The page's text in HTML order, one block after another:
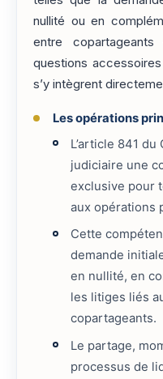
nullité ou en
entre
questions
s’y intègrent
Les opérations
L’article 841
judiciaire une
exclusive pour
aux opérations
Cette
demande
en nullité, en
les litiges liés
copartageants.
Le partage,
processus de